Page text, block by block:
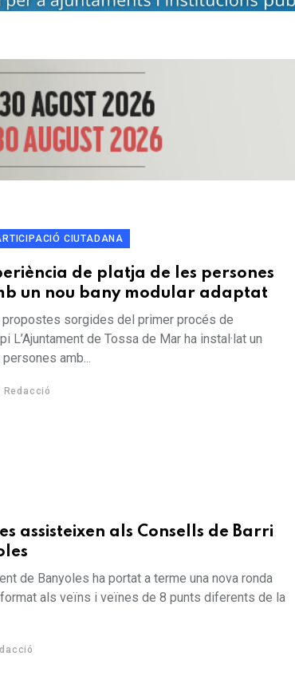
CIUTADANA
de platja de les persones
un nou bany modular adaptat
propostes sorgides del primer procés de
de Tossa de Mar ha instal·lat un
amb...
Redacció
assisteixen als Consells de Barri
de Banyoles ha portat a terme una nova ronda
als veïns i veïnes de 8 punts diferents de la